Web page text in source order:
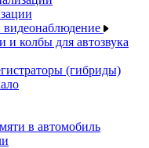
видеонаблюдение
и колбы для автозвука
(гибриды)
в автомобиль